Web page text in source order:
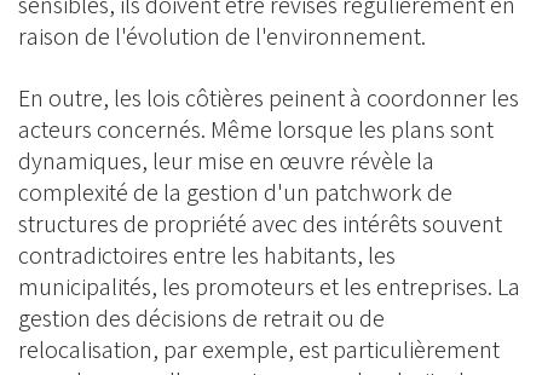
raison de l'évolution de l'environnement.
En outre, les lois côtières peinent à coordonner les
acteurs concernés. Même lorsque les plans sont
dynamiques, leur mise en œuvre révèle la
complexité de la gestion d'un patchwork de
structures de propriété avec des intérêts souvent
contradictoires entre les habitants, les
municipalités, les promoteurs et les entreprises. La
gestion des décisions de retrait ou de
relocalisation, par exemple, est particulièrement